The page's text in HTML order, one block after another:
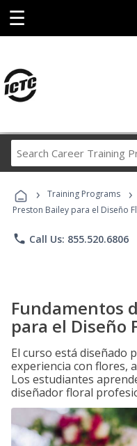
☰
› Training Programs ›
Preston Bailey para el Diseño
phone Call Us: 855.520.6806
Fundamentos
para el Diseño
El curso está diseñado
experiencia con flores,
Los estudiantes
diseñador floral